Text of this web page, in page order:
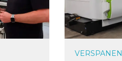
VERSPANEN